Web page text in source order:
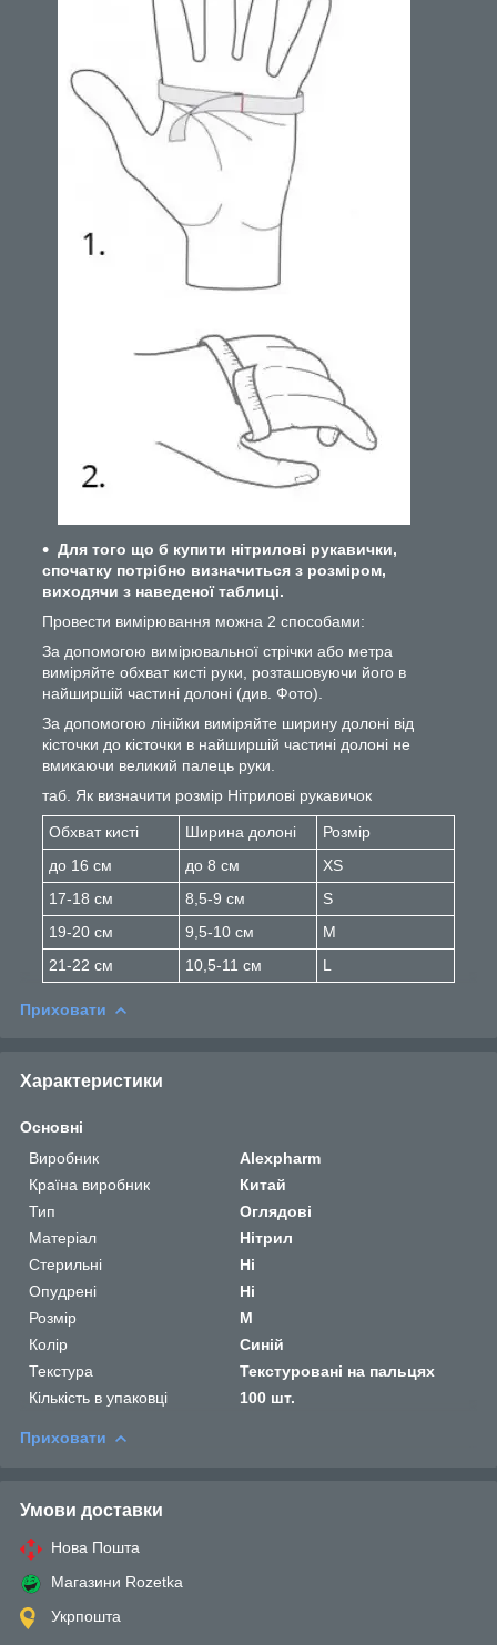
Для того що б купити нітрилові рукавички,
спочатку потрібно визначиться з розміром,
виходячи з наведеної таблиці.
Провести вимірювання можна 2 способами:
За допомогою вимірювальної стрічки або метра
виміряйте обхват кисті руки, розташовуючи його в
найширшій частині долоні (див. Фото).
За допомогою лінійки виміряйте ширину долоні від
кісточки до кісточки в найширшій частині долоні не
вмикаючи великий палець руки.
таб. Як визначити розмір Нітрилові рукавичок
Обхват кисті Ширина долоні
Розмір
до 16 см
до 8 см
XS
17-18 см
8,5-9 см
S
19-20 см
9,5-10 см
M
21-22 см
10,5-11 см L
Приховати
Характеристики
Основні
Виробник
Alexpharm
Країна виробник
Китай
Тип
Оглядові
Матеріал
Нітрил
Стерильні
Ні
Опудрені
Ні
Розмір
M
Колір
Синій
Текстура
Текстуровані на пальцях
Кількість в упаковці
100 шт.
Приховати
Умови доставки
Нова Пошта
Магазини Rozetka
Укрпошта